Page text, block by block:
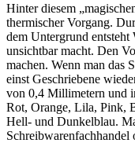
Hinter diesem
thermischer Vorgang.
dem Untergrund entsteht
unsichtbar macht. Den
machen. Wenn man das
einst Geschriebene
von 0,4 Millimetern und
Rot, Orange, Lila, Pink,
Hell- und Dunkelblau.